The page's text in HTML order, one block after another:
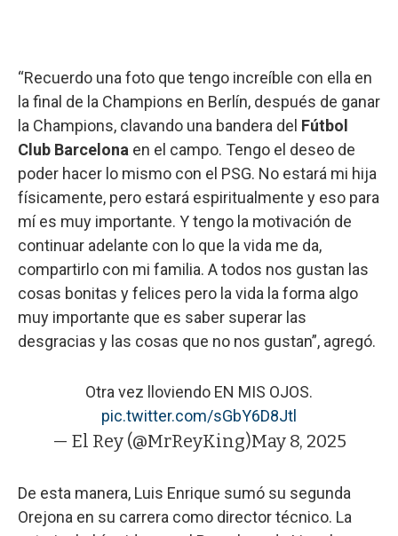
“Recuerdo una foto que tengo increíble con ella en
la final de la Champions en Berlín, después de ganar
la Champions, clavando una bandera del Fútbol
Club Barcelona en el campo. Tengo el deseo de
poder hacer lo mismo con el PSG. No estará mi hija
físicamente, pero estará espiritualmente y eso para
mí es muy importante. Y tengo la motivación de
continuar adelante con lo que la vida me da,
compartirlo con mi familia. A todos nos gustan las
cosas bonitas y felices pero la vida la forma algo
muy importante que es saber superar las
desgracias y las cosas que no nos gustan”, agregó.
Otra vez lloviendo EN MIS OJOS.
pic.twitter.com/sGbY6D8Jtl
— El Rey (@MrReyKing)May 8, 2025
De esta manera, Luis Enrique sumó su segunda
Orejona en su carrera como director técnico. La